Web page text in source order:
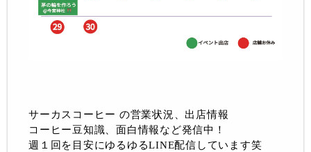
サーカスコーヒー の営業状況、出店情報
コーヒー豆知識、面白情報など発信中！
週１回を目安にゆるゆるLINE配信しています笑